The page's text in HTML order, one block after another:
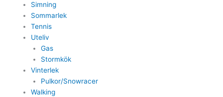
Simning
Sommarlek
Tennis
Uteliv
Gas
Stormkök
Vinterlek
Pulkor/Snowracer
Walking